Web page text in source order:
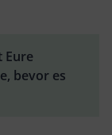
Eure
bevor es